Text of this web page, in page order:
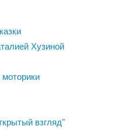
Хузиной
взгляд"